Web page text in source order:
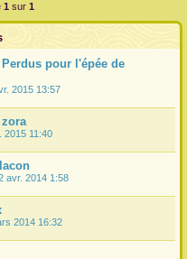
1 sur 1
pour l'épée de
2015 13:57
2015 11:40
avr. 2014 1:58
2014 16:32